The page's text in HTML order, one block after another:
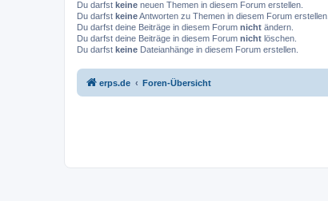
Du darfst keine neuen Themen in diesem Forum erstellen.
Du darfst keineAntworten zu Themen in diesem Forum erstellen.
Du darfst deine Beiträge in diesem Forum nicht ändern.
Du darfst deine Beiträge in diesem Forum nicht löschen.
Du darfst keine Dateianhänge in diesem Forum erstellen.
erps.de Foren-Übersicht